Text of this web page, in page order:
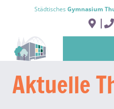
Städtisches Gymnasium
Aktuelle